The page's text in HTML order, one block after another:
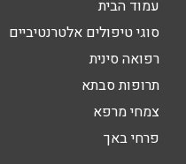
עמוד הבית
סוגי טיפולים אלטרנטיביים
רפואה סינית
תרופות סבתא
צמחי מרפא
פרחי באך